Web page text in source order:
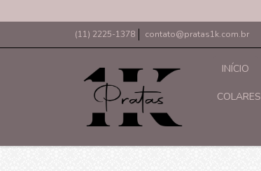
(11) 2225-1378 contato@pratas1k.com.br
INÍCIO
COLARES